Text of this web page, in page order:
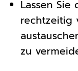
Lassen
rechtzeitig
zu